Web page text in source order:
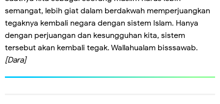
semangat, lebih giat dalam berdakwah memperjuangkan
tegaknya kembali negara dengan sistem Islam. Hanya
dengan perjuangan dan kesungguhan kita, sistem
tersebut akan kembali tegak. Wallahualam bisssawab.
[Dara]